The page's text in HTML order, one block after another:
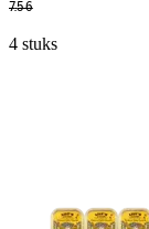
7.56
4 stuks